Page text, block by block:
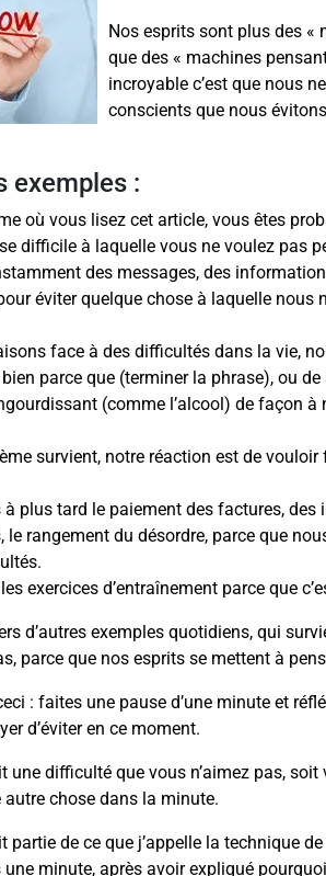
Nos esprits sont plus des «
que des « machines
incroyable c’est que nous
conscients que nous
exemples :
où vous lisez cet article, vous êtes
difficile à laquelle vous ne voulez pas
des messages, des
éviter quelque chose à laquelle nous
face à des difficultés dans la vie,
parce que (terminer la phrase), ou
(comme l’alcool) de façon à
survient, notre réaction est de
à plus tard le paiement des factures, des
le rangement du désordre, parce que
exercices d’entraînement parce que
d’autres exemples quotidiens, qui
parce que nos esprits se mettent à
: faites une pause d’une minute et
d’éviter en ce moment.
une difficulté que vous n’aimez pas, soit
chose dans la minute.
partie de ce que j’appelle la technique
minute, après avoir expliqué